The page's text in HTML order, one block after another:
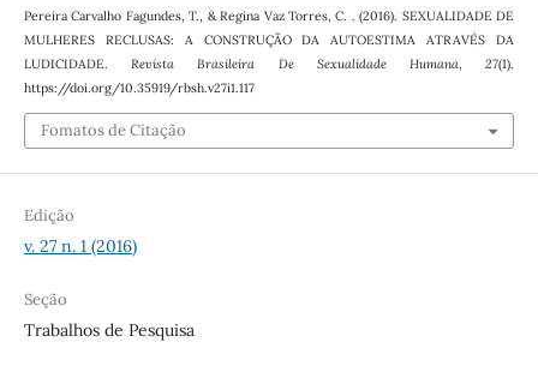
Pereira Carvalho Fagundes, T., & Regina Vaz Torres, C. . (2016). SEXUALIDADE DE
MULHERES RECLUSAS: A CONSTRUÇÃO DA AUTOESTIMA ATRAVÉS DA
LUDICIDADE.Revista Brasileira De Sexualidade Humana,27(1).
https://doi.org/10.35919/rbsh.v27i1.117
Fomatos de Citação
Edição
v. 27 n. 1 (2016)
Seção
Trabalhos de Pesquisa